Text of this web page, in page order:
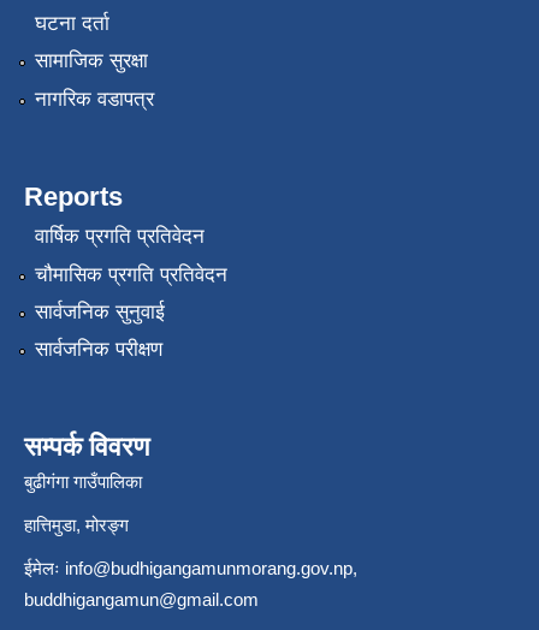
घटना दर्ता
सामाजिक सुरक्षा
नागरिक वडापत्र
Reports
वार्षिक प्रगति प्रतिवेदन
चौमासिक प्रगति प्रतिवेदन
सार्वजनिक सुनुवाई
सार्वजनिक परीक्षण
सम्पर्क विवरण
बुढीगंगा गाउँपालिका
हात्तिमुडा, मोरङ्ग
ईमेलः info@budhigangamunmorang.gov.np,
buddhigangamun@gmail.com